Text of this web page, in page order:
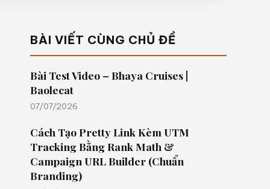
BÀI VIẾT CÙNG CHỦ ĐỀ
Bài Test Video – Bhaya Cruises |
Baolecat
07/07/2026
Cách Tạo Pretty Link Kèm UTM
Tracking Bằng Rank Math &
Campaign URL Builder (Chuẩn
Branding)